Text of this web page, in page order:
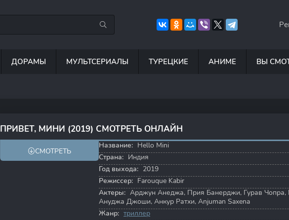
ДОРАМЫ МУЛЬТСЕРИАЛЫ ТУРЕЦКИЕ АНИМЕ ВЫ
ПРИВЕТ, МИНИ (2019) СМОТРЕТЬ ОНЛАЙН
8.0
СМОТРЕТЬ
Название: Hello Mini
Страна: Индия
Год выхода: 2019
Режиссер: Farouque Kabir
Актеры: Арджун Анеджа, Прия Банерджи, Гурав Чопра,
Ануджа Джоши, Анкур Ратхи, Anjuman Saxena
Жанр: триллер